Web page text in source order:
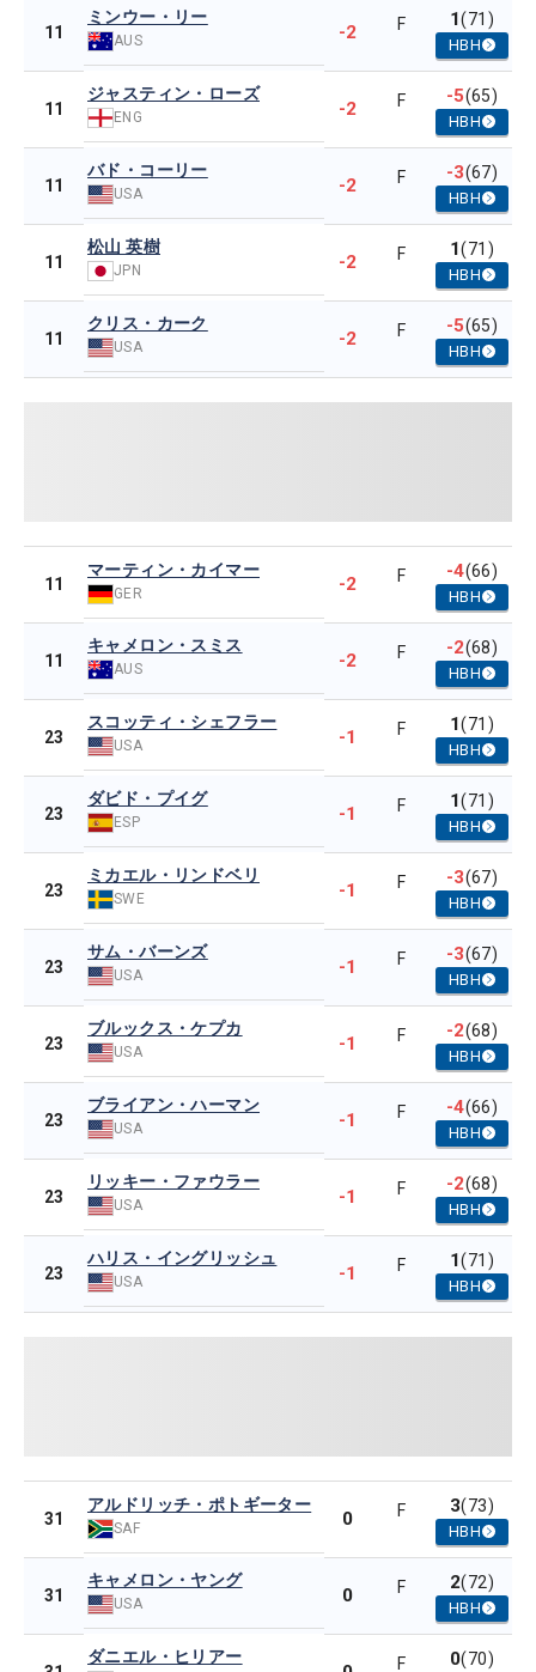
11
ミンウー・リー
AUS -2 F 1(71)
HBH
11
ジャスティン・ローズ
ENG -2 F -5(65)
HBH
11
バド・コーリー
USA -2 F -3(67)
HBH
11
松山 英樹
JPN -2 F 1(71)
HBH
11
クリス・カーク
USA -2 F -5(65)
HBH
11
マーティン・カイマー
GER -2 F -4(66)
HBH
11
キャメロン・スミス
AUS -2 F -2(68)
HBH
23
スコッティ・シェフラー
USA -1 F 1(71)
HBH
23
ダビド・プイグ
ESP -1 F 1(71)
HBH
23
ミカエル・リンドベリ
SWE -1 F -3(67)
HBH
23
サム・バーンズ
USA -1 F -3(67)
HBH
23
ブルックス・ケプカ
USA -1 F -2(68)
HBH
23
ブライアン・ハーマン
USA -1 F -4(66)
HBH
23
リッキー・ファウラー
USA -1 F -2(68)
HBH
23
ハリス・イングリッシュ
USA -1 F 1(71)
HBH
31
アルドリッチ・ポトギーター
SAF 0 F 3(73)
HBH
31
キャメロン・ヤング
USA 0 F 2(72)
HBH
ダニエル・ヒリアー F 0(70)